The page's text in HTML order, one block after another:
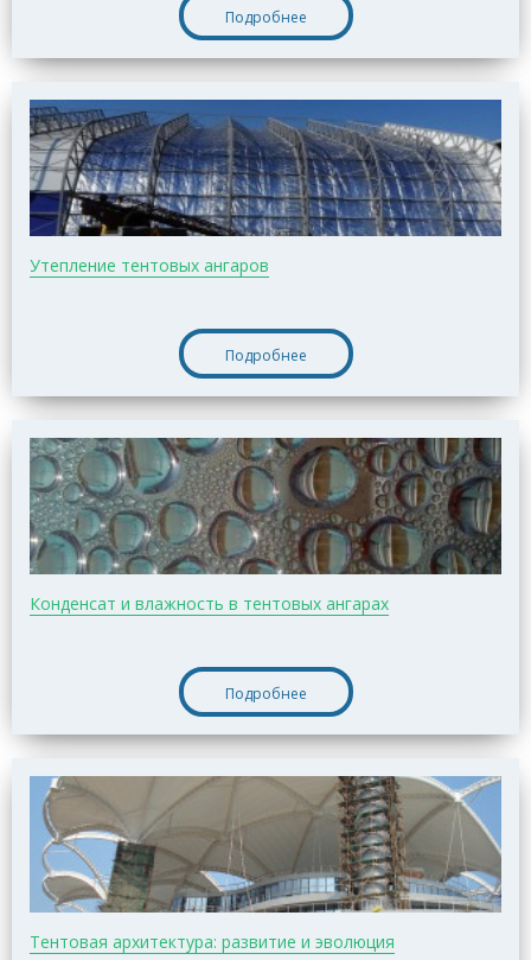
Подробнее
Утепление тентовых ангаров
Подробнее
Конденсат и влажность в тентовых ангарах
Подробнее
Тентовая архитектура: развитие и эволюция